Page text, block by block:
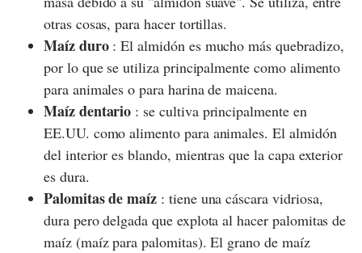
otras cosas, para hacer tortillas.
Maíz duro: El almidón es mucho más quebradizo,
por lo que se utiliza principalmente como alimento
para animales o para harina de maicena.
Maíz dentario : se cultiva principalmente en
EE.UU. como alimento para animales. El almidón
del interior es blando, mientras que la capa exterior
es dura.
Palomitas de maíz : tiene una cáscara vidriosa,
dura pero delgada que explota al hacer palomitas de
maíz (maíz para palomitas). El grano de maíz